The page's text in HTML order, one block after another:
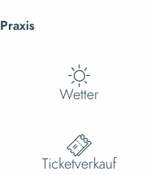
Praxis
Wetter
Ticketverkauf